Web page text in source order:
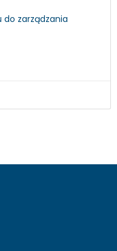
zarządzania